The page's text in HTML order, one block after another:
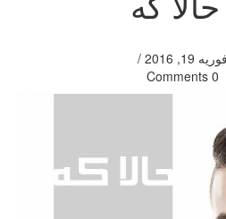
فوریه 19, 2016
/
0 Comments